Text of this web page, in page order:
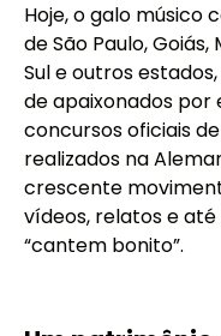
Hoje, o galo músico
de São Paulo,
Sul e outros
de apaixonados por
concursos oficiais
realizados na
crescente
vídeos, relatos e
“cantem bonito”.